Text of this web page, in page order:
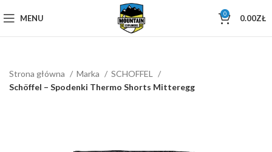
MENU 0 0.00ZŁ
Strona główna Marka
SCHOFFEL
Schöffel – Spodenki Thermo Shorts Mitteregg